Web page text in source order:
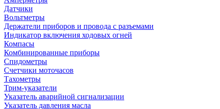
Датчики
Вольтметры
Держатели приборов и провода с разъемами
Индикатор включения ходовых огней
Компасы
Комбинированные приборы
Спидометры
Счетчики моточасов
Тахометры
Трим-указатели
Указатель аварийной сигнализации
Указатель давления масла